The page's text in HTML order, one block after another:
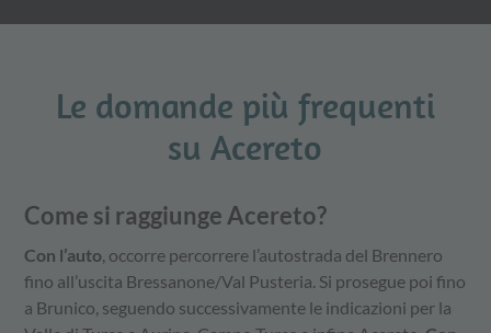
Le domande più frequenti
su Acereto
Come si raggiunge Acereto?
Con l’auto, occorre percorrere l’autostrada del Brennero
fino all’uscita Bressanone/Val Pusteria. Si prosegue poi fino
a Brunico, seguendo successivamente le indicazioni per la